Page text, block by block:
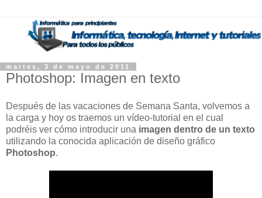
martes, 3 de mayo de 2011
Photoshop: Imagen en texto
Después de las vacaciones de Semana Santa, volvemos a
la carga y hoy os traemos un vídeo-tutorial en el cual
podréis ver cómo introducir una imagen dentro de un texto
utilizando la conocida aplicación de diseño gráfico
Photoshop.